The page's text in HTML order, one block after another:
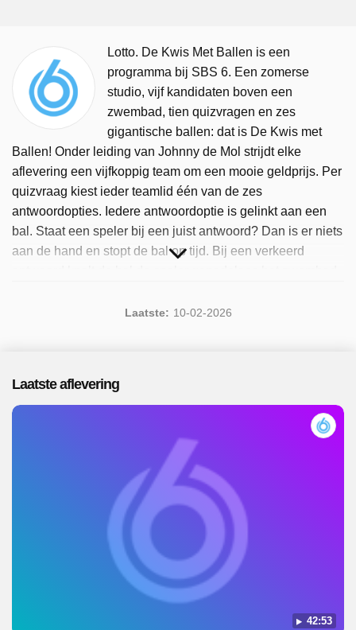
Lotto. De Kwis Met Ballen is een
programma bij SBS 6. Een zomerse
studio, vijf kandidaten boven een
zwembad, tien quizvragen en zes
gigantische ballen: dat is De Kwis met
Ballen! Onder leiding van Johnny de Mol strijdt elke
aflevering een vijfkoppig team om een mooie geldprijs. Per
quizvraag kiest ieder teamlid één van de zes
antwoordopties. Iedere antwoordoptie is gelinkt aan een
bal. Staat een speler bij een juist antwoord? Dan is er niets
aan de hand en stopt de bal op tijd. Bij een verkeerd
vraag door minstens één teamlid juist wordt beantwoord,
Laatste: 10-02-2026
Laatste aflevering
42:53